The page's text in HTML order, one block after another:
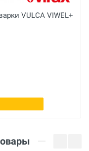
VULCA VIWEL+